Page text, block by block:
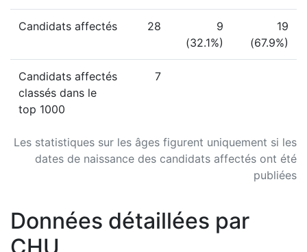
Les statistiques sur les âges figurent uniquement si les
dates de naissance des candidats affectés ont été
publiées
Candidats affectés 28
9
(32.1%)
19
(67.9%)
Candidats affectés
classés dans le
top 1000
7
Données détaillées par
CHU